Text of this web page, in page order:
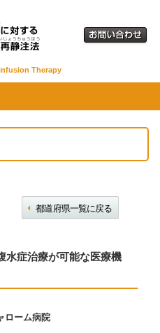
Therapy
都道府県一覧に戻る
水症治療が可能な医療機
ローム病院